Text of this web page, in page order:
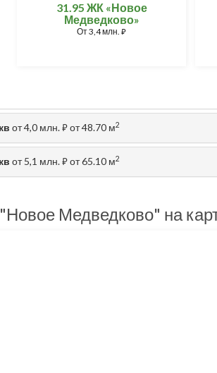
31.95 ЖК «Новое
Медведково»
От3,4 млн. ⃏
от 4,0 млн.⃏от 48.70 м2
от 5,1 млн.⃏от 65.10 м2
Медведково" на